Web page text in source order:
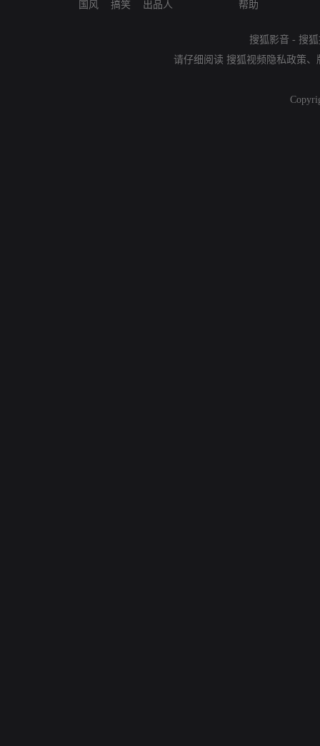
国风
搞笑
出品人
帮助
搜狐影音 - 搜
请仔细阅读 搜狐视频隐私政策、